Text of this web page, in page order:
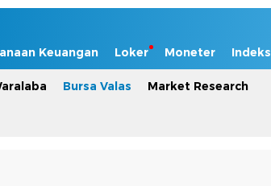
Keuangan Loker Moneter Indeks
Bursa Valas Market Research